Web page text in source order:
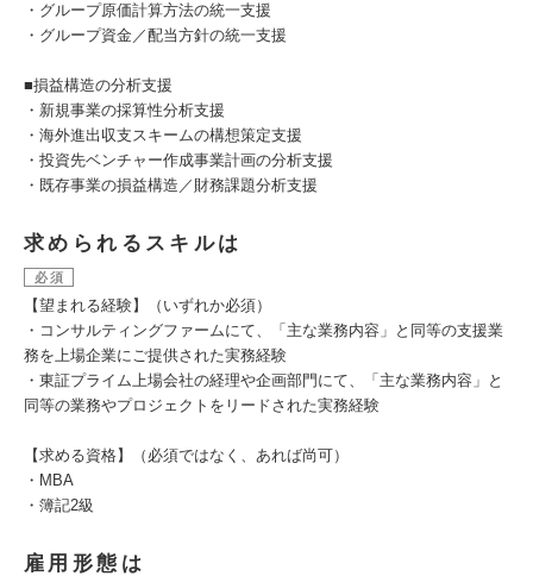
・グループ原価計算方法の統一支援
・グループ資金／配当方針の統一支援
■損益構造の分析支援
・新規事業の採算性分析支援
・海外進出収支スキームの構想策定支援
・投資先ベンチャー作成事業計画の分析支援
・既存事業の損益構造／財務課題分析支援
求められるスキルは
必須
【望まれる経験】（いずれか必須）
・コンサルティングファームにて、「主な業務内容」と同等の支援業
務を上場企業にご提供された実務経験
・東証プライム上場会社の経理や企画部門にて、「主な業務内容」と
同等の業務やプロジェクトをリードされた実務経験
【求める資格】（必須ではなく、あれば尚可）
・MBA
・簿記2級
雇用形態は